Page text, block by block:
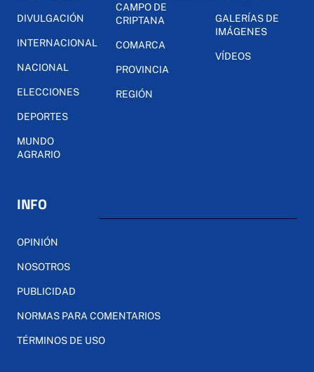
DIVULGACIÓN
INTERNACIONAL
NACIONAL
ELECCIONES
DEPORTES
MUNDO
AGRARIO
CAMPO DE
CRIPTANA
COMARCA
PROVINCIA
REGIÓN
GALERÍAS DE
IMÁGENES
VÍDEOS
INFO
OPINIÓN
NOSOTROS
PUBLICIDAD
NORMAS PARA COMENTARIOS
TÉRMINOS DE USO